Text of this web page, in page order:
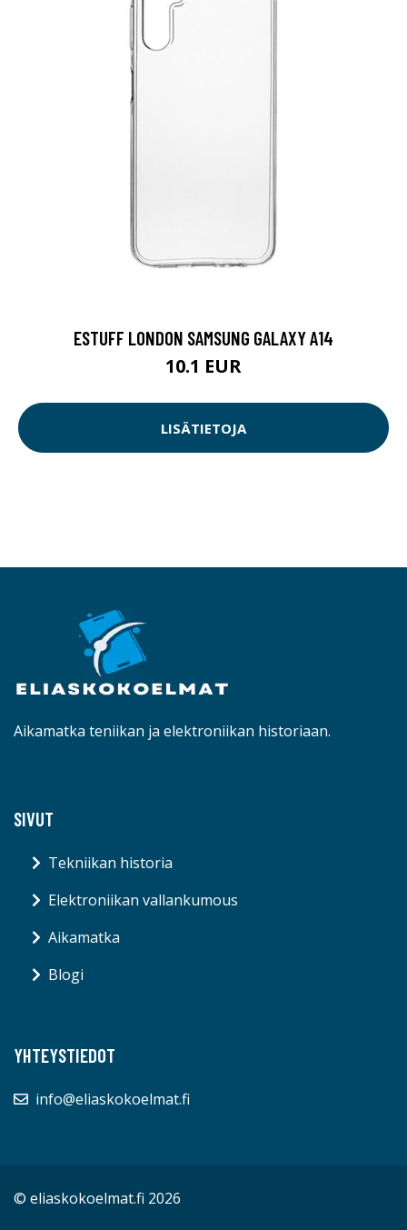
ESTUFF LONDON SAMSUNG GALAXY A14
10.1 EUR
LISÄTIETOJA
Aikamatka teniikan ja elektroniikan historiaan.
SIVUT
Tekniikan historia
Elektroniikan vallankumous
Aikamatka
Blogi
YHTEYSTIEDOT
info@eliaskokoelmat.fi
© eliaskokoelmat.fi 2026